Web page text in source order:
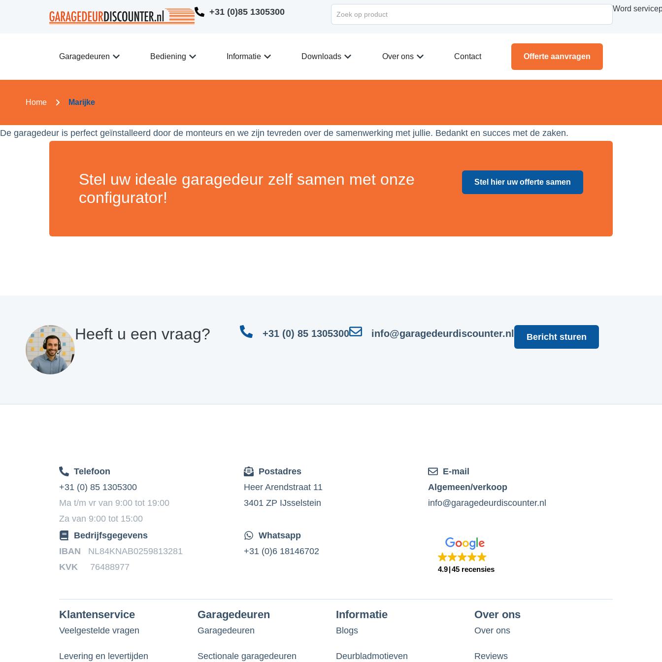
+31 (0)85 1305300 Word
Garagedeuren Bediening Informatie Downloads Over ons Contact Offerte aanvragen
Home Marijke
De garagedeur is perfect geïnstalleerd door de monteurs en we zijn tevreden over de samenwerking met jullie. Bedankt en succes met de zaken.
Stel uw ideale garagedeur zelf samen met onze
configurator!
Stel hier uw offerte samen
Heeft u een vraag? +31 (0) 85 1305300 info@garagedeurdiscounter.nl Bericht sturen
Telefoon
+31 (0) 85 1305300
Ma t/m vr van 9:00 tot 19:00
Za van 9:00 tot 15:00
Postadres
Heer Arendstraat 11
3401 ZP IJsselstein
E-mail
Algemeen/verkoop
info@garagedeurdiscounter.nl
Bedrijfsgegevens
IBAN NL84KNAB0259813281
KVK 76488977
Whatsapp
+31 (0)6 18146702
4.9 45 recensies
Klantenservice
Veelgestelde vragen
Levering en levertijden
Garagedeuren
Garagedeuren
Sectionale garagedeuren
Informatie
Blogs
Deurbladmotieven
Over ons
Over ons
Reviews